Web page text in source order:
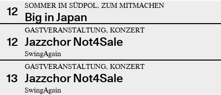
12
SOMMER IM SÜDPOL, ZUM MITMACHEN
Big in Japan
12
GASTVERANSTALTUNG, KONZERT
Jazzchor Not4Sale
SwingAgain
13
GASTVERANSTALTUNG, KONZERT
Jazzchor Not4Sale
SwingAgain